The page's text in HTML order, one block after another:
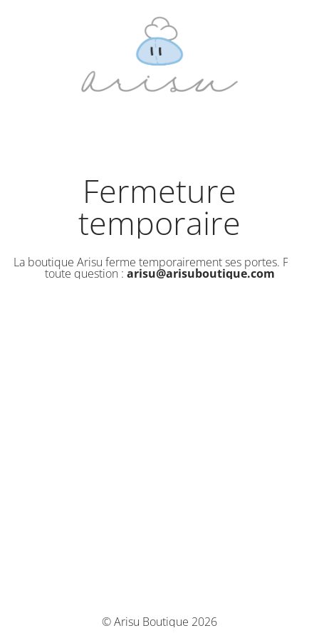
Fermeture
temporaire
La boutique Arisu ferme temporairement ses portes. Pour
toute question : arisu@arisuboutique.com
© Arisu Boutique 2026